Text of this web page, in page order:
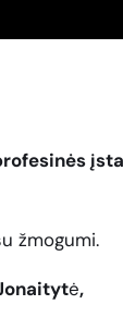
žmogumi.
ė,